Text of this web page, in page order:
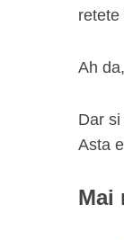
Ah
Dar
Asta
Mai